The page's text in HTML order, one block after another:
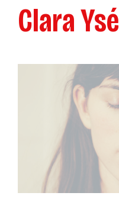
Clara Ysé